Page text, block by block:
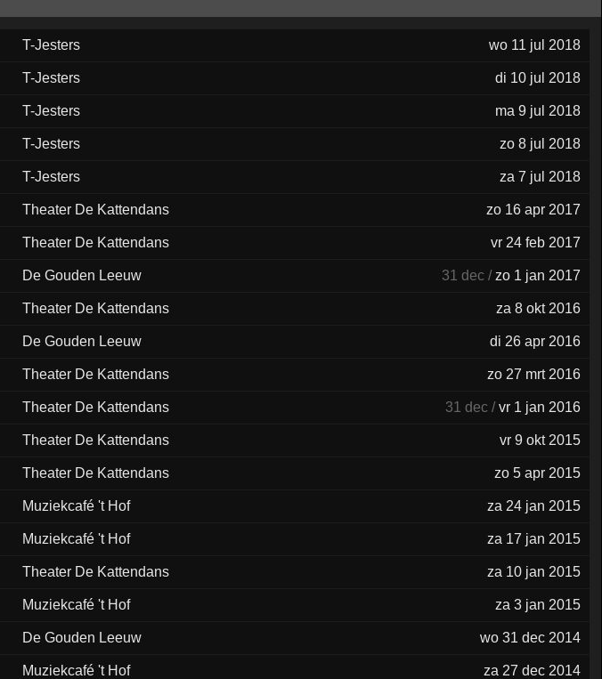
T-Jesters wo 11 jul 2018
T-Jesters di 10 jul 2018
T-Jesters ma 9 jul 2018
T-Jesters zo 8 jul 2018
T-Jesters za 7 jul 2018
Theater De Kattendans zo 16 apr 2017
Theater De Kattendans vr 24 feb 2017
De Gouden Leeuw 31 dec /zo 1 jan 2017
Theater De Kattendans za 8 okt 2016
De Gouden Leeuw di 26 apr 2016
Theater De Kattendans zo 27 mrt 2016
Theater De Kattendans 31 dec /vr 1 jan 2016
Theater De Kattendans vr 9 okt 2015
Theater De Kattendans zo 5 apr 2015
Muziekcafé 't Hof za 24 jan 2015
Muziekcafé 't Hof za 17 jan 2015
Theater De Kattendans za 10 jan 2015
Muziekcafé 't Hof za 3 jan 2015
De Gouden Leeuw wo 31 dec 2014
Muziekcafé 't Hof za 27 dec 2014